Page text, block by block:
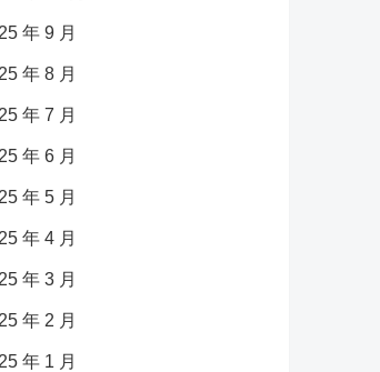
年 9 月
年 8 月
年 7 月
年 6 月
年 5 月
年 4 月
年 3 月
年 2 月
年 1 月